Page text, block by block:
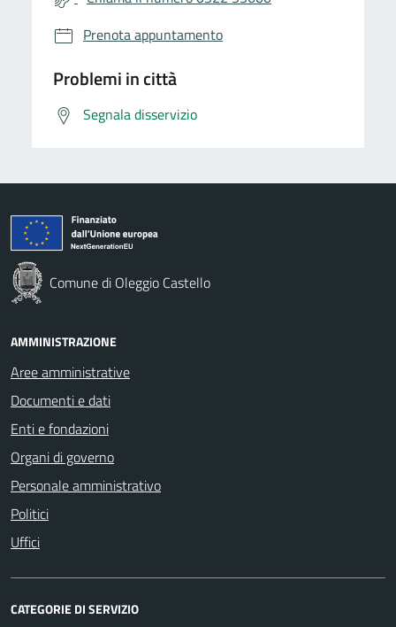
Prenota appuntamento
Problemi in città
Segnala disservizio
Comune di Oleggio Castello
AMMINISTRAZIONE
Aree amministrative
Documenti e dati
Enti e fondazioni
Organi di governo
Personale amministrativo
Politici
Uffici
CATEGORIE DI SERVIZIO